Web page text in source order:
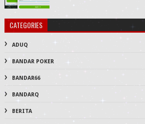
CATEGORIES
ADUQ
BANDAR POKER
BANDAR66
BANDARQ
BERITA